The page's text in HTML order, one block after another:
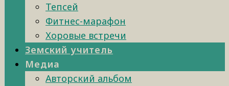
Тепсей
Фитнес-марафон
Хоровые встречи
Земский учитель
Медиа
Авторский альбом